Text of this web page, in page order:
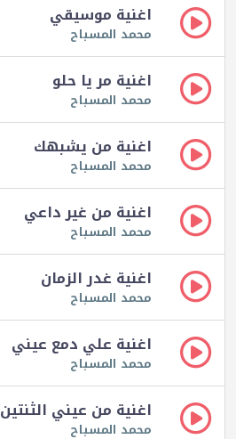
اغنية موسيقي
محمد المسباح
اغنية مر يا حلو
محمد المسباح
اغنية من يشبهك
محمد المسباح
اغنية من غير داعي
محمد المسباح
اغنية غدر الزمان
محمد المسباح
اغنية علي دمع عيني
محمد المسباح
اغنية من عيني الثنتين
محمد المسباح